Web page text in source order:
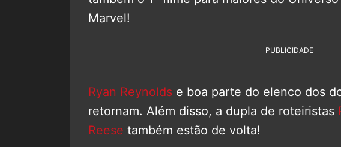
Marvel!
PUBLICIDADE
Ryan Reynolds e boa parte do elenco dos
retornam. Além disso, a dupla de roteiristas
Reese também estão de volta!